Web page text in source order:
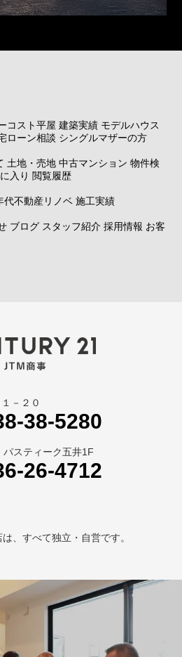
コスト平屋 建築実績 モデルハウス
ローン相談 シングルマザーの方
土地・売地 中古マンション 物件検
入り 閲覧履歴
代不動産リノベ 施工実績
ブログ スタッフ紹介 採用情報 お客
－２０
38-5280
スティーク五井1F
26-4712
、すべて独立・自営です。